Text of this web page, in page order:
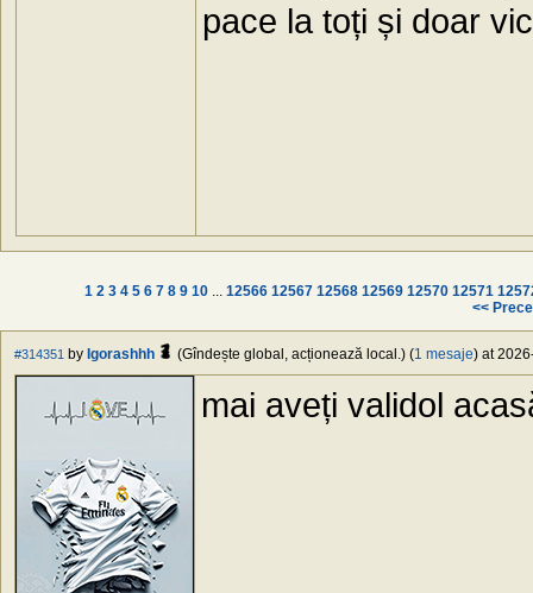
pace la toți și doar
1 2 3 4 5 6 7 8 9 10 ... 12566 12567 12568 12569 12570 12571
<<
#314351 by Igorashhh (Gîndește global, acționează local.) (1 mesaje) at
mai aveți validol